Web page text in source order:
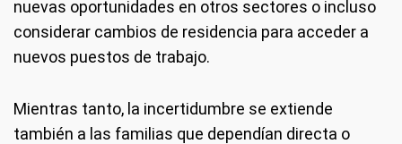
nuevas oportunidades en otros sectores o incluso
considerar cambios de residencia para acceder a
nuevos puestos de trabajo.
Mientras tanto, la incertidumbre se extiende
también a las familias que dependían directa o